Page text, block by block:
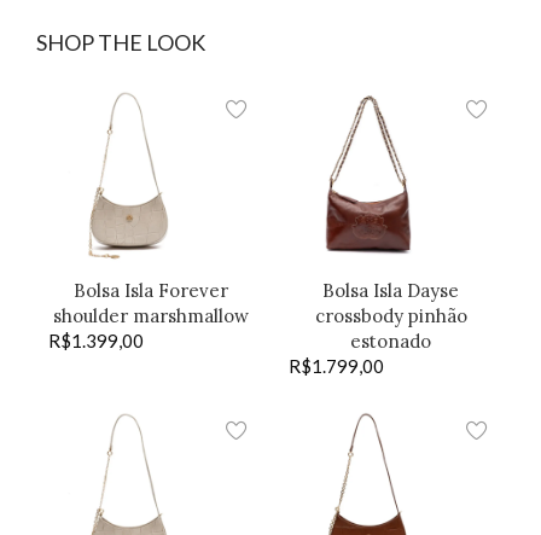
SHOP THE LOOK
Bolsa Isla Forever
shoulder marshmallow
R$1.399,00
Bolsa Isla Dayse
crossbody pinhão
estonado
R$1.799,00